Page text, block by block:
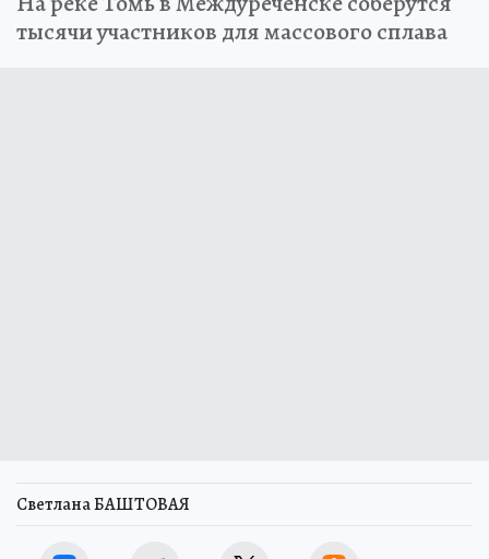
тысячи участников для массового сплава
Светлана БАШТОВАЯ